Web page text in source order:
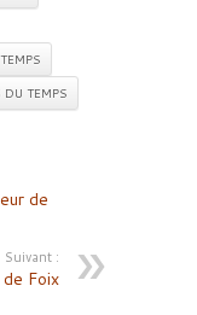
DU TEMPS
de
Suivant :
Foix